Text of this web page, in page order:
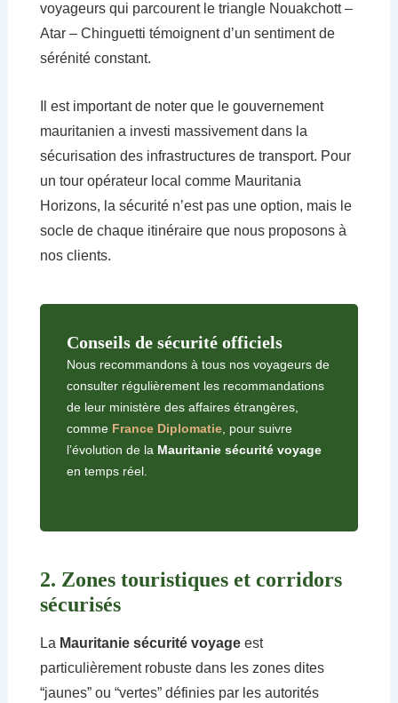
voyageurs qui parcourent le triangle Nouakchott –
Atar – Chinguetti témoignent d’un sentiment de
sérénité constant.
Il est important de noter que le gouvernement
mauritanien a investi massivement dans la
sécurisation des infrastructures de transport. Pour
un tour opérateur local comme Mauritania
Horizons, la sécurité n’est pas une option, mais le
socle de chaque itinéraire que nous proposons à
nos clients.
Conseils de sécurité officiels
Nous recommandons à tous nos voyageurs de
consulter régulièrement les recommandations
de leur ministère des affaires étrangères,
comme France Diplomatie, pour suivre
l’évolution de la Mauritanie sécurité voyage
en temps réel.
2. Zones touristiques et corridors
sécurisés
La Mauritanie sécurité voyageest
particulièrement robuste dans les zones dites
“jaunes” ou “vertes” définies par les autorités